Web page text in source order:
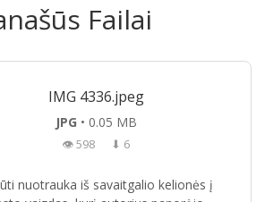
Failai
IMG 4336.jpeg
JPG • 0.05 MB
👁 598 ⬇ 6
nuotrauka iš savaitgalio kelionės į